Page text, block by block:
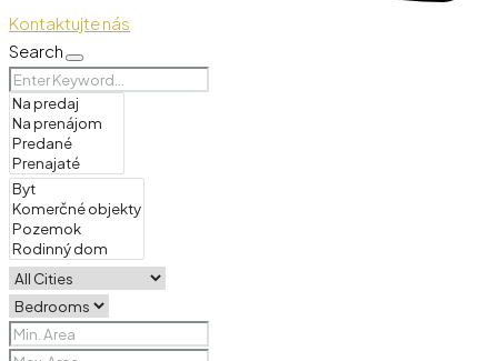
Kontaktujte nás
Search